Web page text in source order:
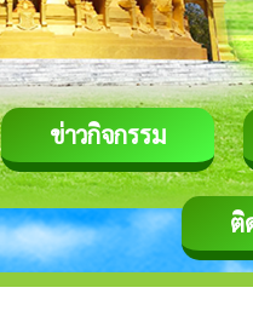
ข่าวกิจกรรม
ติ